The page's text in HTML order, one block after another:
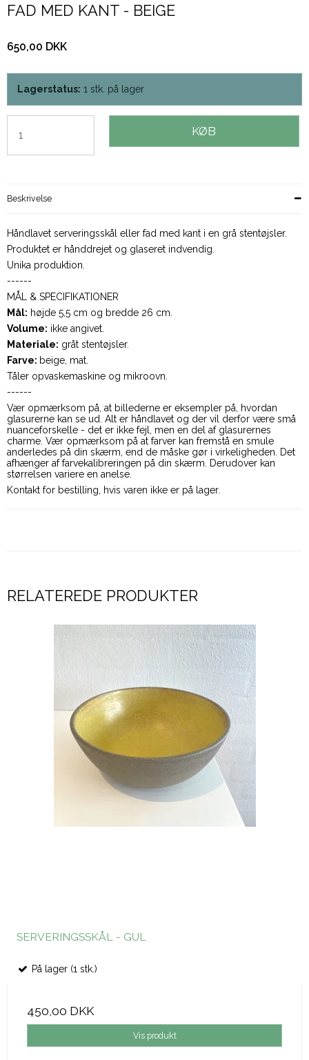
FAD MED KANT - BEIGE
650,00 DKK
Lagerstatus: 1 stk. på lager
KØB
Beskrivelse
Håndlavet serveringsskål eller fad med kant i en grå stentøjsler.
Produktet er hånddrejet og glaseret indvendig.
Unika produktion.
------
MÅL & SPECIFIKATIONER
Mål: højde 5,5 cm og bredde 26 cm.
Volume: ikke angivet.
Materiale: gråt stentøjsler.
Farve: beige, mat.
Tåler opvaskemaskine og mikroovn.
------
Vær opmærksom på, at billederne er eksempler på, hvordan
glasurerne kan se ud. Alt er håndlavet og der vil derfor være små
nuanceforskelle - det er ikke fejl, men en del af glasurernes
charme. Vær opmærksom på at farver kan fremstå en smule
anderledes på din skærm, end de måske gør i virkeligheden. Det
afhænger af farvekalibreringen på din skærm. Derudover kan
størrelsen variere en anelse.
Kontakt for bestilling, hvis varen ikke er på lager.
RELATEREDE PRODUKTER
SERVERINGSSKÅL - GUL
På lager (1 stk.)
450,00 DKK
Vis produkt